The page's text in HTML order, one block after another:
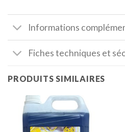
Informations
Fiches techniques et
PRODUITS SIMILAIRES